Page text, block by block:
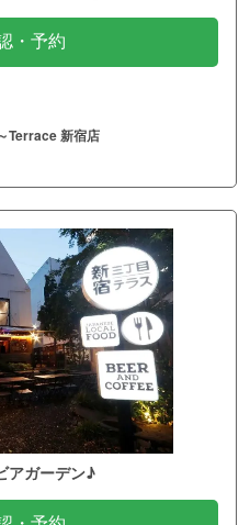
・予約
Terrace 新宿店
アガーデン♪